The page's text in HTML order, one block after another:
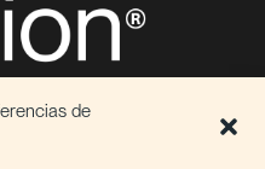
de
conexión
& Growth
Fraccional